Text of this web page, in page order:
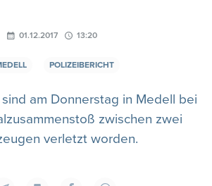
01.12.2017 13:20
POLIZEIBERICHT
am Donnerstag in Medell bei
zwischen zwei
verletzt worden.